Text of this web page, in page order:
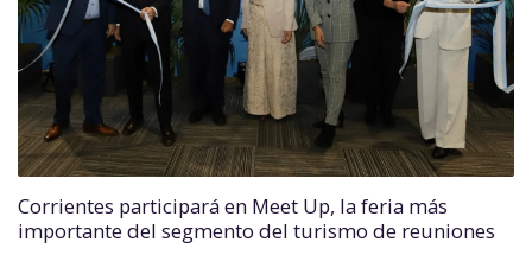
Corrientes participará en Meet Up, la feria más
importante del segmento del turismo de reuniones